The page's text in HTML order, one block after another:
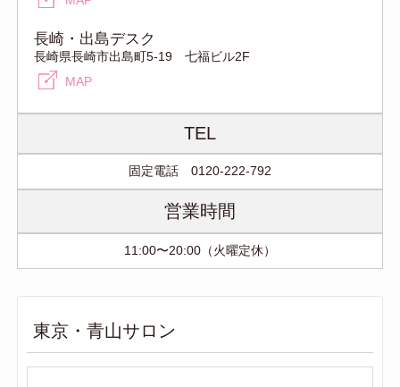
長崎・出島デスク
長崎県長崎市出島町5-19 七福ビル2F
MAP
TEL
固定電話 0120-222-792
営業時間
11:00〜20:00（火曜定休）
東京・青山サロン